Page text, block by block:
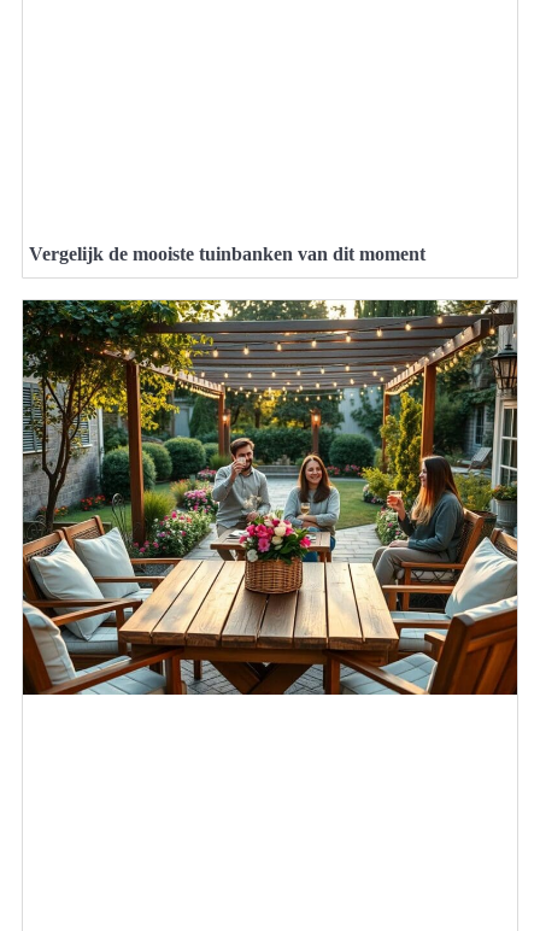
Vergelijk de mooiste tuinbanken van dit moment